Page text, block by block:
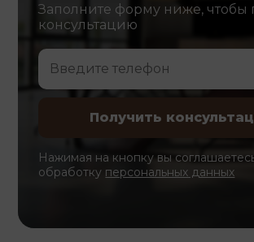
Заполните форму ниже, чтобы
консультацию
Нажимая на кнопку вы
обработку персональных данных